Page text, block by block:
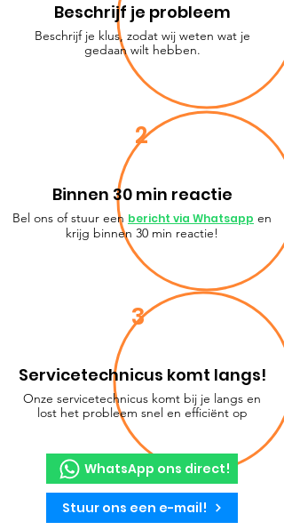
Beschrijf je probleem
Beschrijf je klus, zodat wij weten wat je
gedaan wilt hebben.
2
Binnen 30 min reactie
Bel ons of stuur een bericht via Whatsapp en
krijg binnen 30 min reactie!
3
Servicetechnicus komt langs!
Onze servicetechnicus komt bij je langs en
lost het probleem snel en efficiënt op
WhatsApp ons direct!
Stuur ons een e-mail!